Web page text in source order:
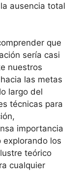
ausencia total
que
sería casi
nuestros
las metas
largo del
técnicas para
importancia
explorando los
teórico
cualquier